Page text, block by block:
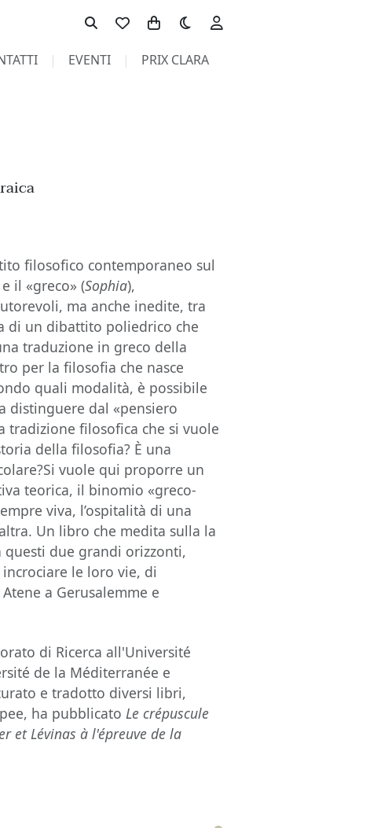
Toggle theme
EVENTI PRIX CLARA
filosofico contemporaneo sul
e il «greco» (Sophia),
ma anche inedite, tra
di un dibattito poliedrico che
traduzione in greco della
per la filosofia che nasce
quali modalità, è possibile
distinguere dal «pensiero
tradizione filosofica che si vuole
della filosofia? È una
vuole qui proporre un
teorica, il binomio «greco-
viva, l’ospitalità di una
Un libro che medita sulla la
questi due grandi orizzonti,
le loro vie, di
a Gerusalemme e
di Ricerca all'Université
de la Méditerranée e
e tradotto diversi libri,
ha pubblicatoLe crépuscule
et Lévinas à l'épreuve de la